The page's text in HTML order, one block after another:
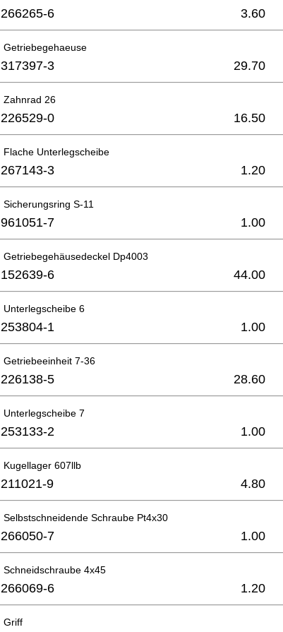
266265-6 3.60
Getriebegehaeuse
317397-3 29.70
Zahnrad 26
226529-0 16.50
Flache Unterlegscheibe
267143-3 1.20
Sicherungsring S-11
961051-7 1.00
Getriebegehäusedeckel Dp4003
152639-6 44.00
Unterlegscheibe 6
253804-1 1.00
Getriebeeinheit 7-36
226138-5 28.60
Unterlegscheibe 7
253133-2 1.00
Kugellager 607llb
211021-9 4.80
Selbstschneidende Schraube Pt4x30
266050-7 1.00
Schneidschraube 4x45
266069-6 1.20
Griff